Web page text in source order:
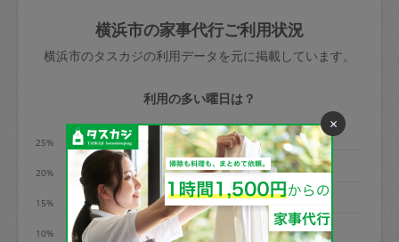
依頼者不在による当日キャンセル＝依頼
金額の100%＋交通費全額
※例：依頼日時／土曜日午前9時開始の場
合、水曜日午前9時以降はキャンセル料が
発生
水曜日9時〜金曜日9時まで＝依頼料金の
50%
金曜日9時～土曜日8時まで＝依頼金額の
100%
きた場合は損害保険の対象外となるので
ご注意ください。
玉、など
あわせてこちらも参照ください：初めて
はありますか？
横浜市の家事代行ご利用状況
横浜市のタスカジの利用データを元に掲載しています。
利用の多い曜日は？
10%
15%
20%
25%
×